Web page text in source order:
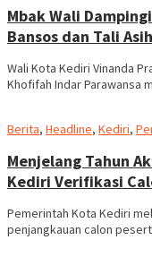
Mbak Wali
Bansos dan Tali
Wali Kota Kediri Vinanda
Khofifah Indar Parawansa
Berita, Headline, Kediri,
Menjelang Tahun
Kediri Verifikasi
Pemerintah Kota Kediri
penjangkauan calon